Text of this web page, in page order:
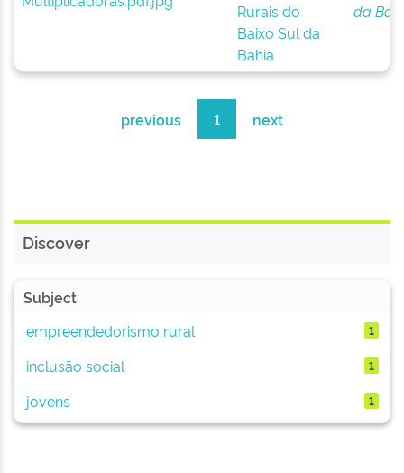
Rurais do
Baixo Sul da
Bahia
da
previous 1 next
Discover
Subject
empreendedorismo rural
1
inclusão social 1
jovens 1